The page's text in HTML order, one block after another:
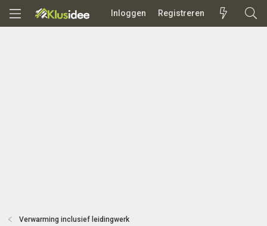
Inloggen Registreren
Verwarming inclusief leidingwerk